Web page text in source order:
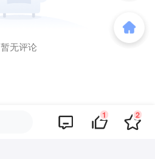
暂无评论
1 2